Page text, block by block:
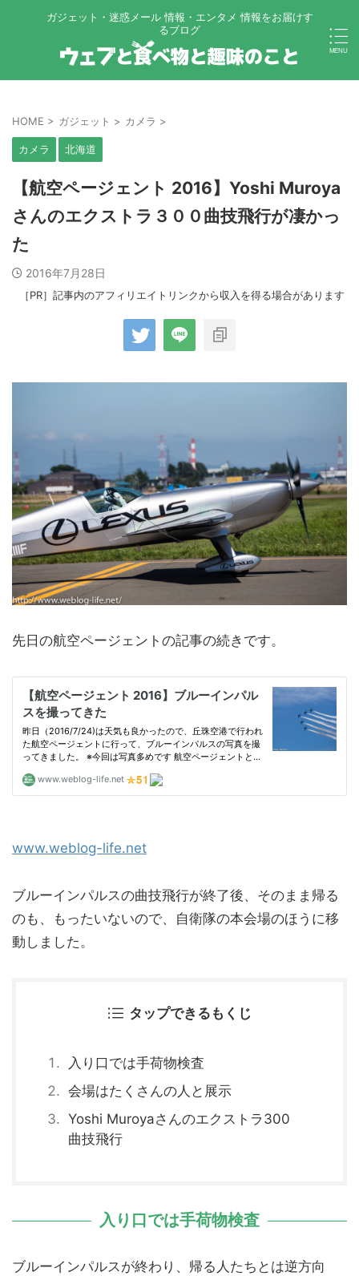
ガジェット・迷惑メール 情報・エンタメ 情報をお届けす
るブログ
HOME > ガジェット > カメラ >
カメラ 北海道
【航空ページェント 2016】Yoshi Muroya
さんのエクストラ３００曲技飛行が凄かっ
た
2016年7月28日
［PR］記事内のアフィリエイトリンクから収入を得る場合があります
先日の航空ページェントの記事の続きです。
www.weblog-life.net
ブルーインパルスの曲技飛行が終了後、そのまま帰る
のも、もったいないので、自衛隊の本会場のほうに移
動しました。
タップできるもくじ
入り口では手荷物検査
会場はたくさんの人と展示
Yoshi Muroyaさんのエクストラ300
曲技飛行
入り口では手荷物検査
ブルーインパルスが終わり、帰る人たちとは逆方向